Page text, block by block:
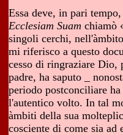
Essa deve, in pari
Ecclesiam Suam chiamò
singoli cerchi,
mi riferisco a questo
cesso di ringraziare Dio,
padre, ha saputo _
periodo postconciliare
l'autentico volto. In tal
àmbiti della sua
cosciente di come sia ad